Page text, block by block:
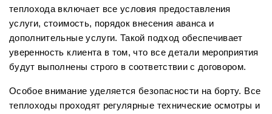
теплохода включает все условия предоставления
услуги, стоимость, порядок внесения аванса и
дополнительные услуги. Такой подход обеспечивает
уверенность клиента в том, что все детали мероприятия
будут выполнены строго в соответствии с договором.
Особое внимание уделяется безопасности на борту. Все
теплоходы проходят регулярные технические осмотры и